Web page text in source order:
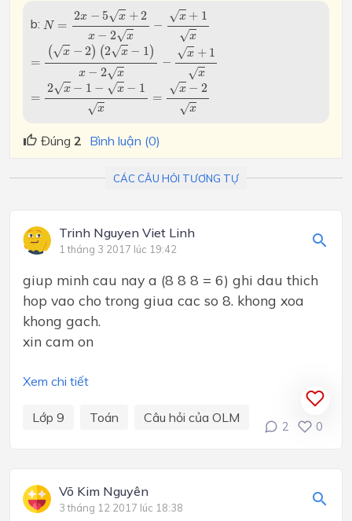
b: N =
2x − 5√x +2
x − 2√x
−
√x + 1
√x
x− +2 x− 2 x− x
=
(√x − 2) (2√x − 1)
x − 2√x
−
√x + 1
√x
− 2)( x− 1)x−2x −x+
=
2√x − 1 − √x − 1
√x
=
√x − 2
√x
x 1− x− x =x− x
Đúng 2 Bình luận (0)
CÁC CÂU HỎI TƯƠNG TỰ
Trinh Nguyen Viet Linh
1 tháng 3 2017 lúc 19:42
giup minh cau nay a (8 8 8 = 6) ghi dau thich
hop vao cho trong giua cac so 8. khong xoa
khong gach.
xin cam on
Xem chi tiết
Lớp 9 Toán Câu hỏi của OLM
2 0
Võ Kim Nguyên
3 tháng 12 2017 lúc 18:38